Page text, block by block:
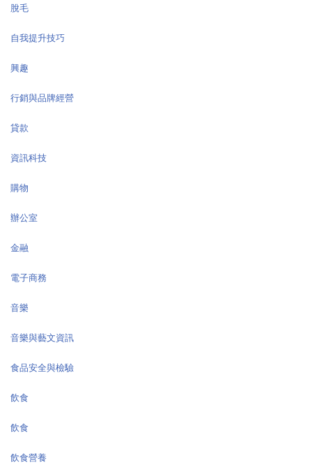
脫毛
自我提升技巧
興趣
行銷與品牌經營
貸款
資訊科技
購物
辦公室
金融
電子商務
音樂
音樂與藝文資訊
食品安全與檢驗
飲食
飲食
飲食營養